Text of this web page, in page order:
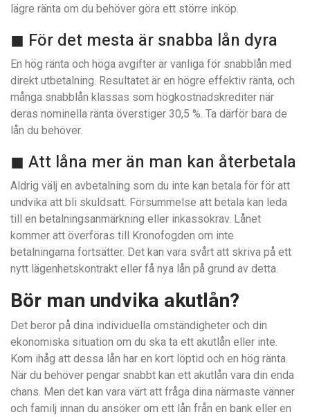
lägre ränta om du behöver göra ett större inköp.
◼ För det mesta är snabba lån dyra
En hög ränta och höga avgifter är vanliga för snabblån med
direkt utbetalning. Resultatet är en högre effektiv ränta, och
många snabblån klassas som högkostnadskrediter när
deras nominella ränta överstiger 30,5 %. Ta därför bara de
lån du behöver.
◼ Att låna mer än man kan återbetala
Aldrig välj en avbetalning som du inte kan betala för för att
undvika att bli skuldsatt. Försummelse att betala kan leda
till en betalningsanmärkning eller inkassokrav. Lånet
kommer att överföras till Kronofogden om inte
betalningarna fortsätter. Det kan vara svårt att skriva på ett
nytt lägenhetskontrakt eller få nya lån på grund av detta.
Bör man undvika akutlån?
Det beror på dina individuella omständigheter och din
ekonomiska situation om du ska ta ett akutlån eller inte.
Kom ihåg att dessa lån har en kort löptid och en hög ränta.
När du behöver pengar snabbt kan ett akutlån vara din enda
chans. Men det kan vara värt att fråga dina närmaste vänner
och familj innan du ansöker om ett lån från en bank eller en